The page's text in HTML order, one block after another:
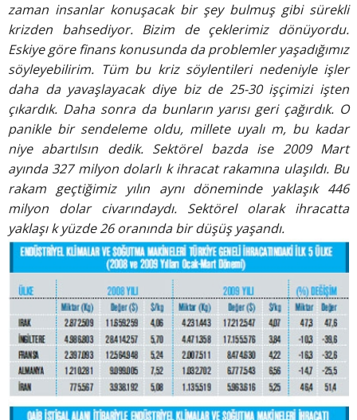
zaman insanlar konuşacak bir şey bulmuş gibi sürekli
krizden bahsediyor. Bizim de çeklerimiz dönüyordu.
Eskiye göre finans konusunda da problemler yaşadığımız
söyleyebilirim. Tüm bu kriz söylentileri nedeniyle işler
daha da yavaşlayacak diye biz de 25-30 işçimizi işten
çıkardık. Daha sonra da bunların yarısı geri çağırdık. O
panikle bir sendeleme oldu, millete uyalı m, bu kadar
niye abartılsın dedik. Sektörel bazda ise 2009 Mart
ayında 327 milyon dolarlı k ihracat rakamına ulaşıldı. Bu
rakam geçtiğimiz yılın
aynı döneminde yaklaşık 446
milyon dolar civarındaydı.
Sektörel olarak ihracatta
yaklaşı k yüzde 26 oranında bir düşüş yaşandı.